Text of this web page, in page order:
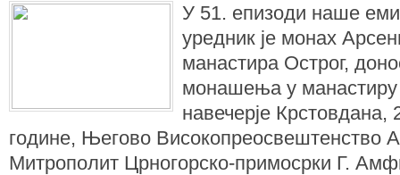
У 51. епизоди наше
уредник је монах
манастира Острог,
монашења у манастиру
навечерје
године, Његово Високопреосвештенство
Митрополит Црногорско-примосрки Г.